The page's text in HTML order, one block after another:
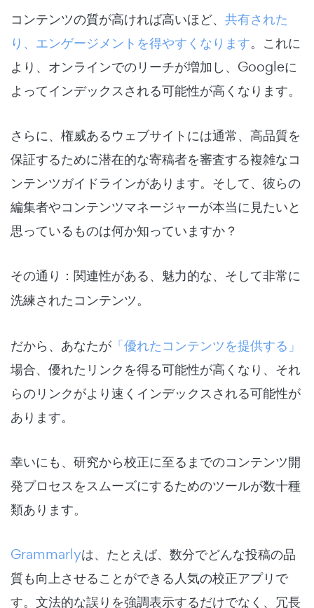
コンテンツの質が高ければ高いほど、 共有された
り、エンゲージメントを得やすくなります。これに
より、オンラインでのリーチが増加し、Googleに
よってインデックスされる可能性が高くなります。
さらに、権威あるウェブサイトには通常、高品質を
保証するために潜在的な寄稿者を審査する複雑なコ
ンテンツガイドラインがあります。そして、彼らの
編集者やコンテンツマネージャーが本当に見たいと
思っているものは何か知っていますか？
その通り： 関連性がある、 魅力的な、そして非常に
洗練されたコンテンツ。
だから、あなたが 「優れたコンテンツを提供する」
場合、優れたリンクを得る可能性が高くなり、それ
らのリンクがより速くインデックスされる可能性が
あります。
幸いにも、研究から校正に至るまでのコンテンツ開
発プロセスをスムーズにするためのツールが数十種
類あります。
Grammarlyは、たとえば、数分でどんな投稿の品
質も向上させることができる人気の校正アプリで
す。文法的な誤りを強調表示するだけでなく、冗長